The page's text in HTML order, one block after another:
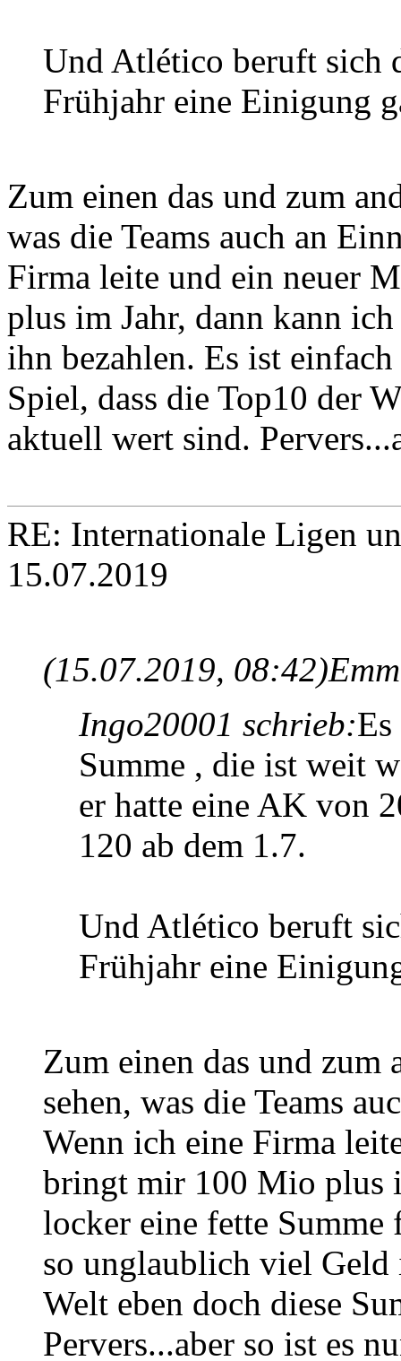
Und Atlético beruft sich
Frühjahr eine Einigung
Zum einen das und zum
was die Teams auch an
Firma leite und ein neuer
plus im Jahr, dann kann
ihn bezahlen. Es ist
Spiel, dass die Top10 der
aktuell wert sind.
RE: Internationale Ligen
15.07.2019
(15.07.2019, 08:42)
Ingo20001 schrieb:
Summe , die ist weit
er hatte eine AK von
120 ab dem 1.7.
Und Atlético beruft
Frühjahr eine
Zum einen das und zum
sehen, was die Teams
Wenn ich eine Firma
bringt mir 100 Mio plus
locker eine fette
so unglaublich viel Geld
Welt eben doch diese
Pervers...aber so ist es